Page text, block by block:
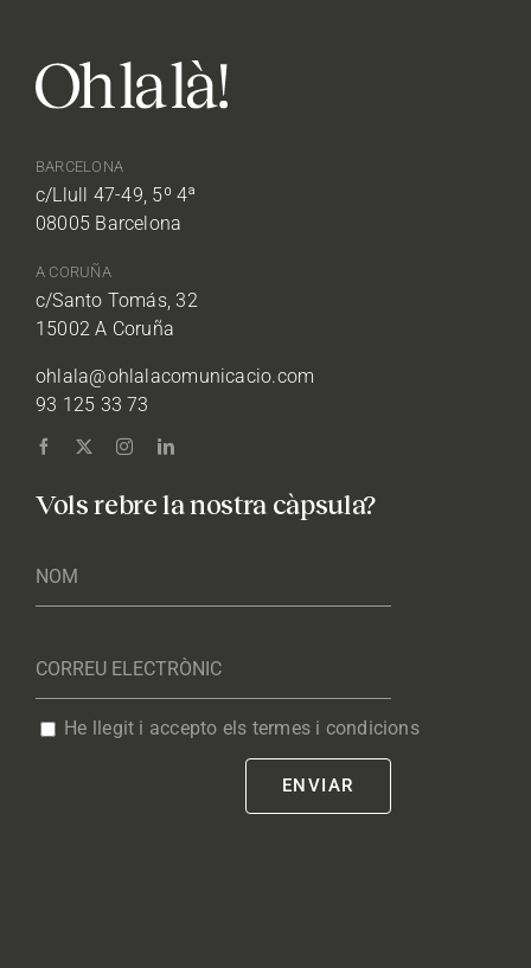
BARCELONA
c/Llull 47-49, 5º 4ª
08005 Barcelona
A CORUÑA
c/Santo Tomás, 32
15002 A Coruña
ohlala@ohlalacomunicacio.com
93 125 33 73
Vols rebre la nostra càpsula?
He llegit i accepto els termes i condicions